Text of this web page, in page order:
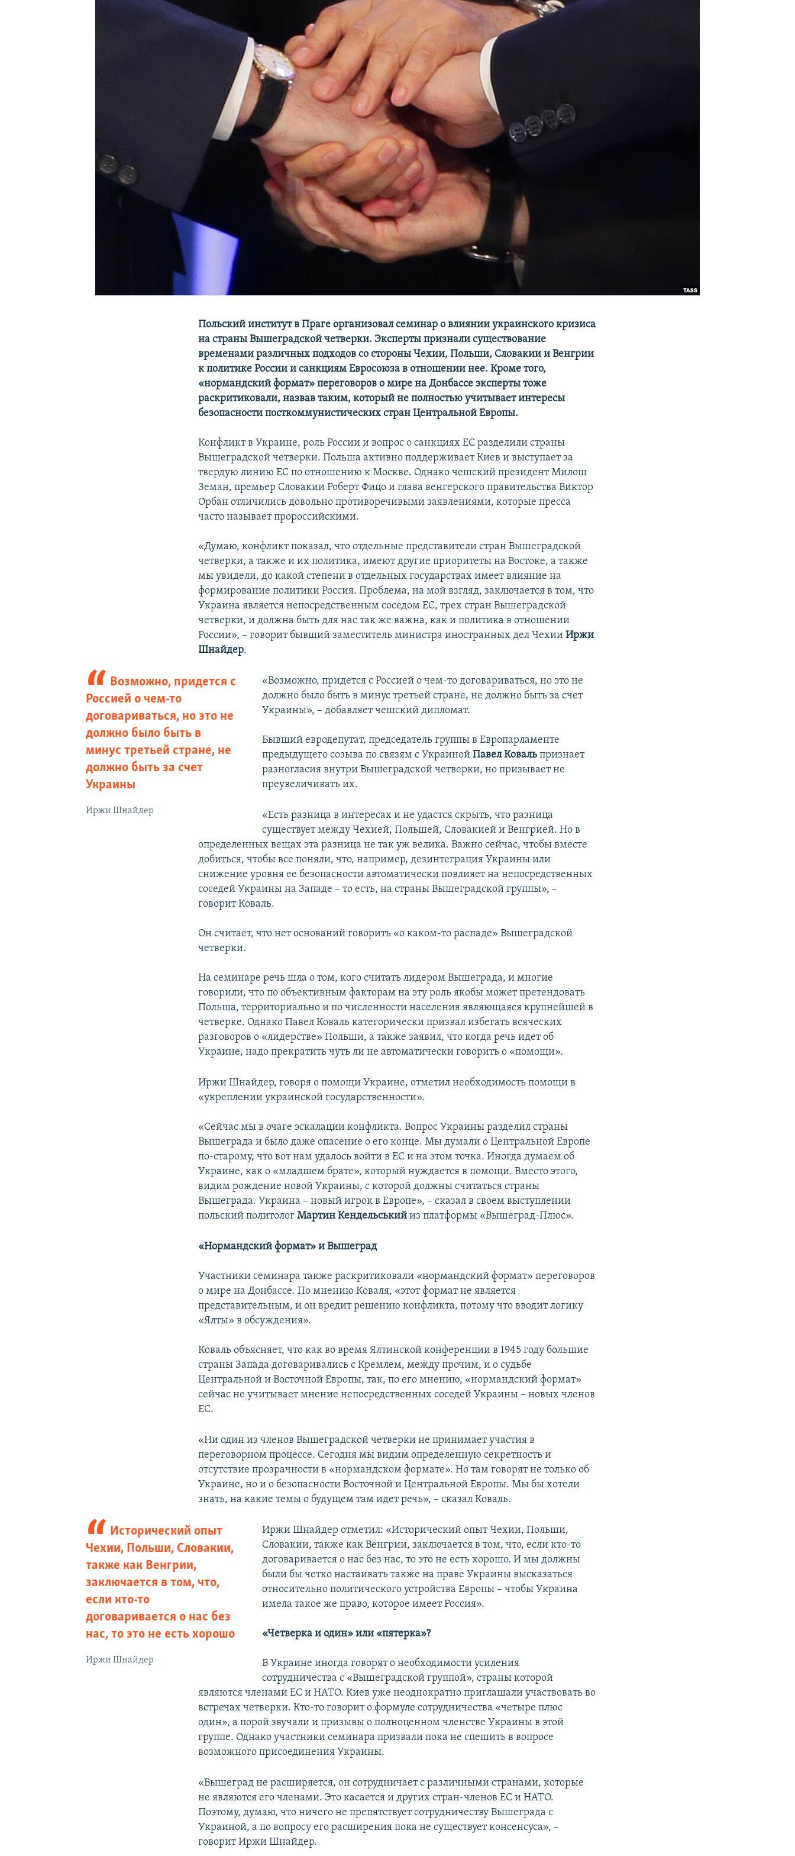
Польский институт в Праге организовал семинар о влиянии украинского кризиса
на страны Вышеградской четверки. Эксперты признали существование
временами различных подходов со стороны Чехии, Польши, Словакии и Венгрии
к политике России и санкциям Евросоюза в отношении нее. Кроме того,
«нормандский формат» переговоров о мире на Донбассе эксперты тоже
раскритиковали, назвав таким, который не полностью учитывает интересы
безопасности посткоммунистических стран Центральной Европы.
Конфликт в Украине, роль России и вопрос о санкциях ЕС разделили страны
Вышеградской четверки. Польша активно поддерживает Киев и выступает за
твердую линию ЕС по отношению к Москве. Однако чешский президент Милош
Земан, премьер Словакии Роберт Фицо и глава венгерского правительства Виктор
Орбан отличились довольно противоречивыми заявлениями, которые пресса
часто называет пророссийскими.
«Думаю, конфликт показал, что отдельные представители стран Вышеградской
четверки, а также и их политика, имеют другие приоритеты на Востоке, а также
мы увидели, до какой степени в отдельных государствах имеет влияние на
формирование политики Россия. Проблема, на мой взгляд, заключается в том, что
Украина является непосредственным соседом ЕС, трех стран Вышеградской
четверки, и должна быть для нас так же важна, как и политика в отношении
России», – говорит бывший заместитель министра иностранных дел ЧехииИржи
Шнайдер.
Возможно, придется с
Россией о чем-то
договариваться, но это не
должно было быть в
минус третьей стране, не
должно быть за счет
Украины
Иржи Шнайдер
«Возможно, придется с Россией о чем-то договариваться, но это не
должно было быть в минус третьей стране, не должно быть за счет
Украины», – добавляет чешский дипломат.
Бывший евродепутат, председатель группы в Европарламенте
предыдущего созыва по связям с Украиной Павел Ковальпризнает
разногласия внутри Вышеградской четверки, но призывает не
преувеличивать их.
«Есть разница в интересах и не удастся скрыть, что разница
существует между Чехией, Польшей, Словакией и Венгрией. Но в
определенных вещах эта разница не так уж велика. Важно сейчас, чтобы вместе
добиться, чтобы все поняли, что, например, дезинтеграция Украины или
снижение уровня ее безопасности автоматически повлияет на непосредственных
соседей Украины на Западе – то есть, на страны Вышеградской группы», –
говорит Коваль.
Он считает, что нет оснований говорить «о каком-то распаде» Вышеградской
четверки.
На семинаре речь шла о том, кого считать лидером Вышеграда, и многие
говорили, что по объективным факторам на эту роль якобы может претендовать
Польша, территориально и по численности населения являющаяся крупнейшей в
четверке. Однако Павел Коваль категорически призвал избегать всяческих
разговоров о «лидерстве» Польши, а также заявил, что когда речь идет об
Украине, надо прекратить чуть ли не автоматически говорить о «помощи».
Иржи Шнайдер, говоря о помощи Украине, отметил необходимость помощи в
«укреплении украинской государственности».
«Сейчас мы в очаге эскалации конфликта. Вопрос Украины разделил страны
Вышеграда и было даже опасение о его конце. Мы думали о Центральной Европе
по-старому, что вот нам удалось войти в ЕС и на этом точка. Иногда думаем об
Украине, как о «младшем брате», который нуждается в помощи. Вместо этого,
видим рождение новой Украины, с которой должны считаться страны
Вышеграда. Украина – новый игрок в Европе», – сказал в своем выступлении
польский политологМартин Кендельський из платформы «Вышеград-Плюс».
«Нормандский формат» и Вышеград
Участники семинара также раскритиковали «нормандский формат» переговоров
о мире на Донбассе. По мнению Коваля, «этот формат не является
представительным, и он вредит решению конфликта, потому что вводит логику
«Ялты» в обсуждения».
Коваль объясняет, что как во время Ялтинской конференции в 1945 году большие
страны Запада договаривались с Кремлем, между прочим, и о судьбе
Центральной и Восточной Европы, так, по его мнению, «нормандский формат»
сейчас не учитывает мнение непосредственных соседей Украины – новых членов
ЕС.
«Ни один из членов Вышеградской четверки не принимает участия в
переговорном процессе. Сегодня мы видим определенную секретность и
отсутствие прозрачности в «нормандском формате». Но там говорят не только об
Украине, но и о безопасности Восточной и Центральной Европы. Мы бы хотели
знать, на какие темы о будущем там идет речь», – сказал Коваль.
Исторический опыт
Чехии, Польши, Словакии,
также как Венгрии,
заключается в том, что,
если кто-то
договаривается о нас без
нас, то это не есть хорошо
Иржи Шнайдер
Иржи Шнайдер отметил: «Исторический опыт Чехии, Польши,
Словакии, также как Венгрии, заключается в том, что, если кто-то
договаривается о нас без нас, то это не есть хорошо. И мы должны
были бы четко настаивать также на праве Украины высказаться
относительно политического устройства Европы – чтобы Украина
имела такое же право, которое имеет Россия».
«Четверкаи один» или «пятерка»?
В Украине иногда говорят о необходимости усиления
сотрудничества с «Вышеградской группой», страны которой
являются членами ЕС и НАТО. Киев уже неоднократно приглашали участвовать во
встречах четверки. Кто-то говорит о формуле сотрудничества «четыре плюс
один», а порой звучали и призывы о полноценном членстве Украины в этой
группе. Однако участники семинара призвали пока не спешить в вопросе
возможного присоединения Украины.
«Вышеград не расширяется, он сотрудничает с различными странами, которые
не являются его членами. Это касается и других стран-членов ЕС и НАТО.
Поэтому, думаю, что ничего не препятствует сотрудничеству Вышеграда с
Украиной, а по вопросу его расширения пока не существует консенсуса», –
говорит Иржи Шнайдер.